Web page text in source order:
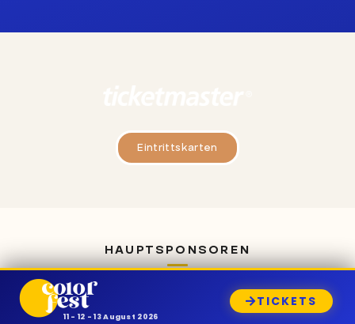
Eintrittskarten
11 - 12 - 13 August 2026
TICKETS
HAUPTSPONSOREN